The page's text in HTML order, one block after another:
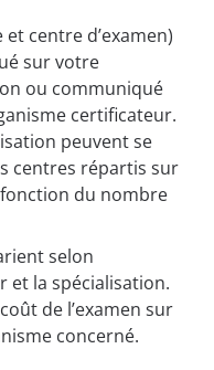
et centre d’examen)
sur votre
ou communiqué
certificateur.
peuvent se
centres répartis sur
du nombre
selon
et la spécialisation.
de l’examen sur
concerné.